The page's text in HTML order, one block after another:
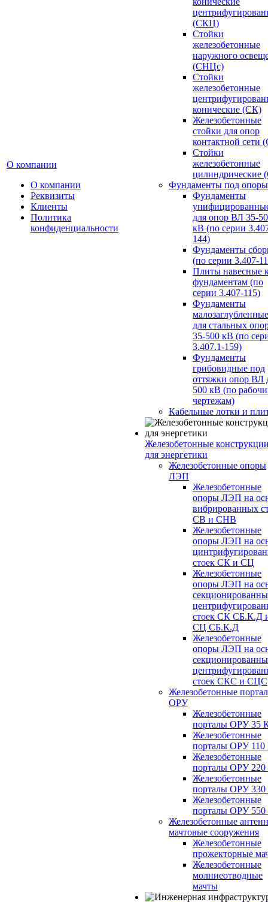
О компании
О компании
Реквизиты
Клиенты
Политика
конфиденциальности
(СКЦ)
Стойки
железобетонные
наружного
(СНЦс)
Стойки
железобетонные
конические (СК)
Железобетонные
стойки для опор
контактной сети
Стойки
железобетонные
цилиндрические
Фундаменты под опоры
Фундаменты
для опор ВЛ 35-
кВ (по серии
144)
Фундаменты
(по серии 3.407-
Плиты навесные
фундаментам (по
серии 3.407-115)
Фундаменты
малозаглубленные
для стальных
35-500 кВ (по
3.407.1-159)
Фундаменты
грибовидные под
оттяжки опор ВЛ
500 кВ (по
чертежам)
Кабельные лотки и
Железобетонные
для энергетики
Железобетонные опоры
ЛЭП
Железобетонные
опоры ЛЭП на
вибрированных
СВ и СНВ
Железобетонные
опоры ЛЭП на
стоек СК и СЦ
Железобетонные
опоры ЛЭП на
стоек СК СБ.К.Д
СЦ СБ.К.Д
Железобетонные
опоры ЛЭП на
стоек СКС и СЦС
Железобетонные
ОРУ
Железобетонные
порталы ОРУ 35
Железобетонные
порталы ОРУ
Железобетонные
порталы ОРУ
Железобетонные
порталы ОРУ
Железобетонные
порталы ОРУ
Железобетонные
мачтовые сооружения
Железобетонные
прожекторные
Железобетонные
молниеотводные
мачты